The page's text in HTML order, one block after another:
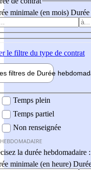
minimale (en mois)
le filtre du type de contrat
filtres de Durée hebdo
Temps plein
Temps partiel
Non renseignée
la durée hebdomadaire :
minimale (en heure)